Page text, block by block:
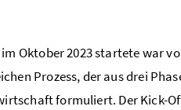
im Oktober 2023 startete war
Prozess, der aus drei
formuliert. Der Kick-